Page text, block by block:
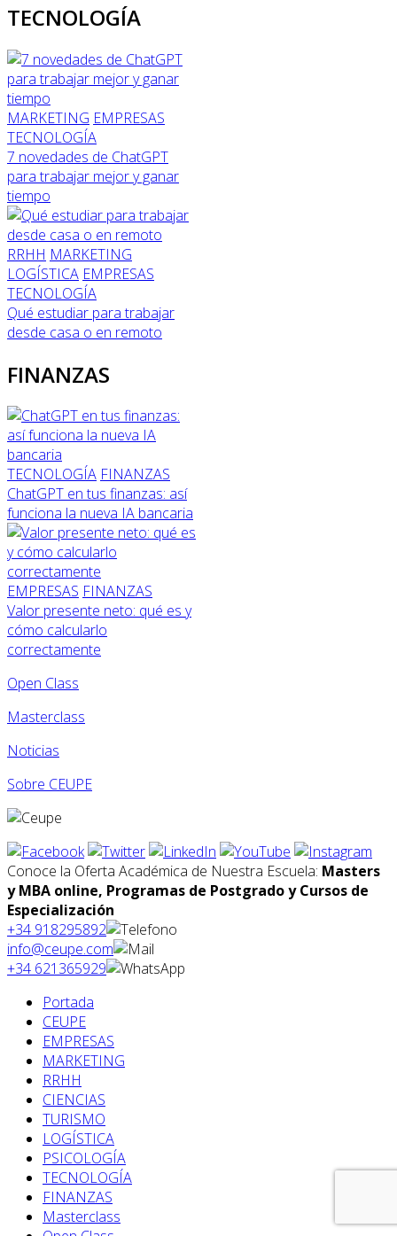
TECNOLOGÍA
MARKETING EMPRESAS
TECNOLOGÍA
7 novedades de ChatGPT
para trabajar mejor y ganar
tiempo
RRHH MARKETING
LOGÍSTICA EMPRESAS
TECNOLOGÍA
Qué estudiar para trabajar
desde casa o en remoto
FINANZAS
TECNOLOGÍA FINANZAS
ChatGPT en tus finanzas: así
funciona la nueva IA bancaria
EMPRESAS FINANZAS
Valor presente neto: qué es y
cómo calcularlo
correctamente
Open Class
Masterclass
Noticias
Sobre CEUPE
Conoce la Oferta Académica de Nuestra Escuela: Masters
y MBA online, Programas de Postgrado y Cursos de
Especialización
+34 918295892
info@ceupe.com
+34 621365929
Portada
CEUPE
EMPRESAS
MARKETING
RRHH
CIENCIAS
TURISMO
LOGÍSTICA
PSICOLOGÍA
TECNOLOGÍA
FINANZAS
Masterclass